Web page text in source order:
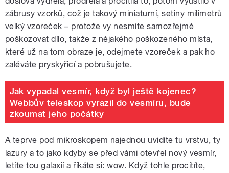
zábrusy vzorků, což je takový miniaturní, setiny milimetrů
velký vzoreček – protože vy nesmíte samozřejmě
poškozovat dílo, takže z nějakého poškozeného místa,
které už na tom obraze je, odejmete vzoreček a pak ho
zaléváte pryskyřicí a pobrušujete.
Jak vypadal vesmír, když byl ještě kojenec?
Webbův teleskop vyrazil do vesmíru, bude
zkoumat jeho počátky
A teprve pod mikroskopem najednou uvidíte tu vrstvu, ty
lazury a to jako kdyby se před vámi otevřel nový vesmír,
letíte tou galaxií a říkáte si: wow. Když tohle procítíte,